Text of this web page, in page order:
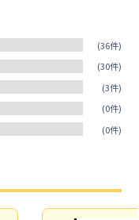
(36件)
(30件)
(3件)
(0件)
(0件)